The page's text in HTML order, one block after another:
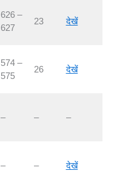
626 –
627
23 देखें
574 –
575
26 देखें
– – –
– – देखें